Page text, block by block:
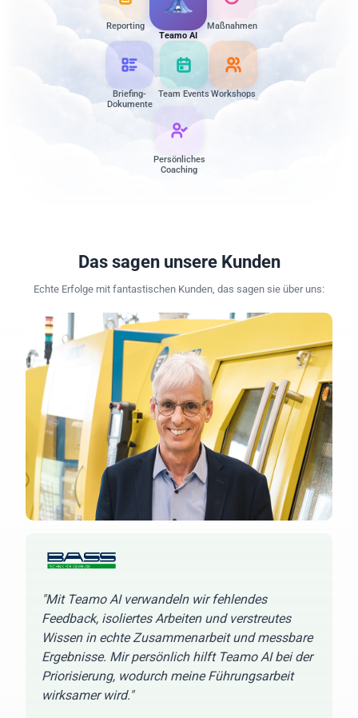
Reporting
Teamo AI
Maßnahmen
Briefing-
Dokumente
Team EventsWorkshops
Persönliches
Coaching
Das sagen unsere Kunden
Echte Erfolge mit fantastischen Kunden, das sagen sie über uns:
"Mit Teamo AI verwandeln wir fehlendes
Feedback, isoliertes Arbeiten und verstreutes
Wissen in echte Zusammenarbeit und messbare
Ergebnisse. Mir persönlich hilft Teamo AI bei der
Priorisierung, wodurch meine Führungsarbeit
wirksamer wird."